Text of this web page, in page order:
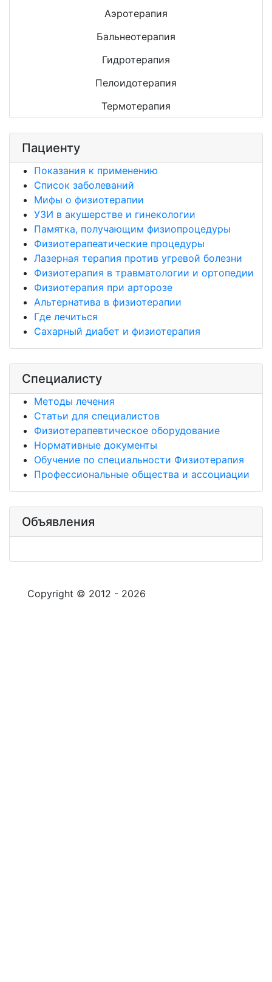
Аэротерапия
Бальнеотерапия
Гидротерапия
Пелоидотерапия
Термотерапия
Пациенту
Показания к применению
Список заболеваний
Мифы о физиотерапии
УЗИ в акушерстве и гинекологии
Памятка, получающим физиопроцедуры
Физиотерапеатические процедуры
Лазерная терапия против угревой болезни
Физиотерапия в травматологии и ортопедии
Физиотерапия при арторозе
Альтернатива в физиотерапии
Где лечиться
Сахарный диабет и физиотерапия
Специалисту
Методы лечения
Статьи для специалистов
Физиотерапевтическое оборудование
Нормативные документы
Обучение по специальности Физиотерапия
Профессиональные общества и ассоциации
Объявления
Copyright © 2012 - 2026